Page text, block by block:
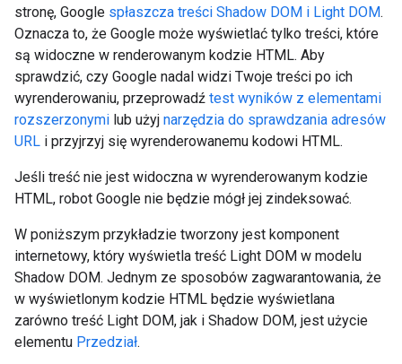
stronę, Google spłaszcza treści Shadow DOM i Light DOM.
Oznacza to, że Google może wyświetlać tylko treści, które
są widoczne w renderowanym kodzie HTML. Aby
sprawdzić, czy Google nadal widzi Twoje treści po ich
wyrenderowaniu, przeprowadź test wyników z elementami
rozszerzonymi lub użyj narzędzia do sprawdzania adresów
URL i przyjrzyj się wyrenderowanemu kodowi HTML.
Jeśli treść nie jest widoczna w wyrenderowanym kodzie
HTML, robot Google nie będzie mógł jej zindeksować.
W poniższym przykładzie tworzony jest komponent
internetowy, który wyświetla treść Light DOM w modelu
Shadow DOM. Jednym ze sposobów zagwarantowania, że
w wyświetlonym kodzie HTML będzie wyświetlana
zarówno treść Light DOM, jak i Shadow DOM, jest użycie
elementu Przedział.